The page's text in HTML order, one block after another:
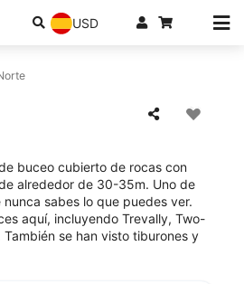
USD
buceo cubierto de rocas con
alrededor de 30-35m. Uno de
sabes lo que puedes ver.
aquí, incluyendo Trevally, Two-
se han visto tiburones y